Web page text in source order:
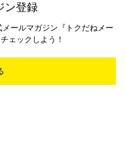
ン登録
ールマガジン『トクだねメー
ェックしよう！